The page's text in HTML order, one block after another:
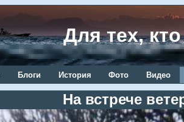
Для тех,
Блоги История Фото Видео
На встрече